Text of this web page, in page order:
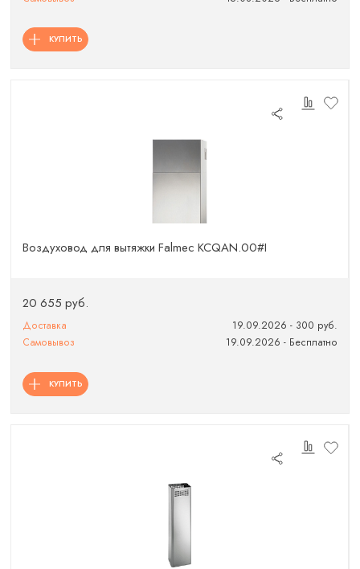
КУПИТЬ
Воздуховод для вытяжки Falmec KCQAN.00#I
20 655 руб.
Доставка
19.09.2026 - 300 руб.
Самовывоз
19.09.2026 - Бесплатно
КУПИТЬ